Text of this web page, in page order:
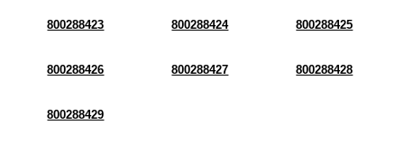
800288423 800288424 800288425
800288426 800288427 800288428
800288429